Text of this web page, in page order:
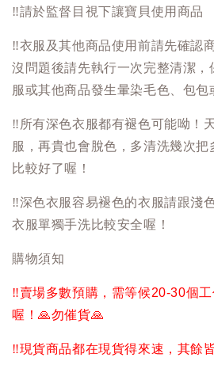
‼️請於監督目視下讓寶貝使用商品
‼️衣服及其他商品使用前請先確認
沒問題後請先執行一次完整清潔，
服或其他商品發生暈染毛色、包包
‼️ 所有深色衣服都有褪色可能呦！
服，再貴也會脫色，多清洗幾次
比較好了喔！
‼️深色衣服容易褪色的衣服請跟淺
衣服單獨手洗比較安全喔！
購物須知
‼️賣場多數預購，需等候20-30個
喔！🙏勿催貨🙏
‼️現貨商品都在現貨得來速，其餘